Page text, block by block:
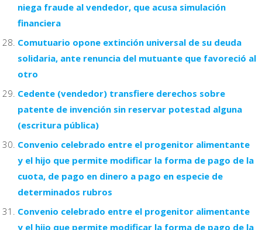
niega fraude al vendedor, que acusa simulación
financiera
Comutuario opone extinción universal de su deuda
solidaria, ante renuncia del mutuante que favoreció al
otro
Cedente (vendedor) transfiere derechos sobre
patente de invención sin reservar potestad alguna
(escritura pública)
Convenio celebrado entre el progenitor alimentante
y el hijo que permite modificar la forma de pago de la
cuota, de pago en dinero a pago en especie de
determinados rubros
Convenio celebrado entre el progenitor alimentante
y el hijo que permite modificar la forma de pago de la